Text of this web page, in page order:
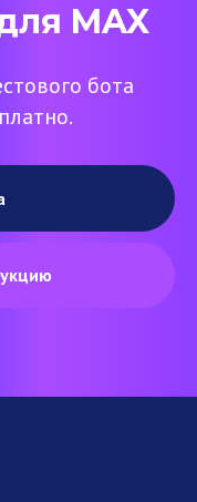
MAX
бота